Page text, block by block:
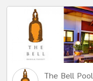
The Bell